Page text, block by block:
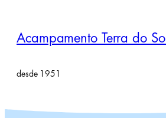
para
Acampamento Terra do Sol
desde 1951